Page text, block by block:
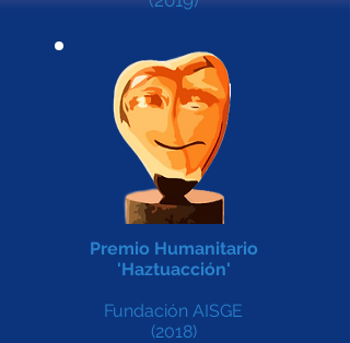
Premio Humanitario
'Haztuacción'
Fundación AISGE
(2018)